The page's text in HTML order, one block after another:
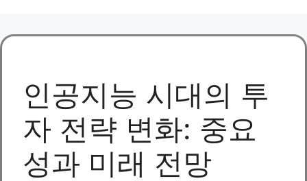
인공지능 시대의 투
자 전략 변화: 중요
성과 미래 전망